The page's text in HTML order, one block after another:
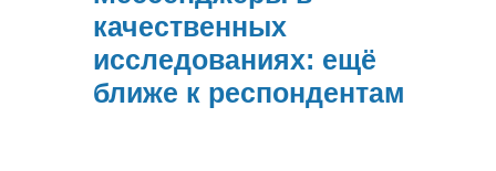
качественных
исследованиях: ещё
ближе к респондентам